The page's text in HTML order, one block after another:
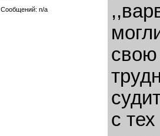
Сообщений: n/a
свою
с